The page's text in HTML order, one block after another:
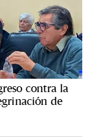
contra la
de